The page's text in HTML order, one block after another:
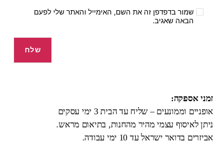
שמור בדפדפן זה את השם, האימייל והאתר שלי לפעם
הבאה שאגיב.
זמני אספקה:
אופניים וממונעים – שליח עד הבית 3 ימי עסקים
ניתן לאיסוף עצמי מהיר מהחנות, בתיאום מראש.
אביזרים בדואר ישראל עד 10 ימי עבודה.